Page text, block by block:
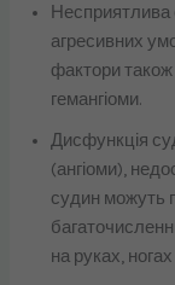
Несприятлива
агресивних
фактори
гемангіоми.
Дисфункція
(ангіоми),
судин можуть
на руках,